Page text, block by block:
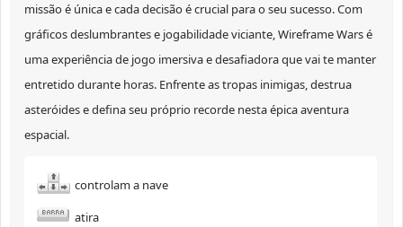
missão é única e cada decisão é crucial para o seu sucesso. Com
gráficos deslumbrantes e jogabilidade viciante, Wireframe Wars é
uma experiência de jogo imersiva e desafiadora que vai te manter
entretido durante horas. Enfrente as tropas inimigas, destrua
asteróides e defina seu próprio recorde nesta épica aventura
espacial.
controlam a nave
atira